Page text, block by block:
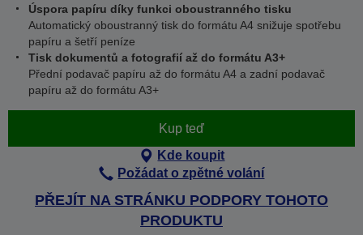
Úspora papíru díky funkci oboustranného tisku
Automatický oboustranný tisk do formátu A4 snižuje spotřebu
papíru a šetří peníze
Tisk dokumentů a fotografií až do formátu A3+
Přední podavač papíru až do formátu A4 a zadní podavač
papíru až do formátu A3+
Kup teď
Kde koupit
Požádat o zpětné volání
PŘEJÍT NA STRÁNKU PODPORY TOHOTO
PRODUKTU